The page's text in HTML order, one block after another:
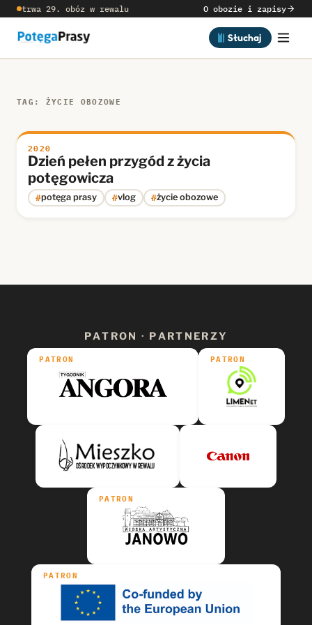
trwa 29. obóz w rewalu O obozie i zapisy
Słuchaj
TAG: ŻYCIE OBOZOWE
2020
Dzień pełen przygód z życia
potęgowicza
#potęga prasy #vlog #życie obozowe
PATRON · PARTNERZY
PATRON PATRON
PATRON
PATRON